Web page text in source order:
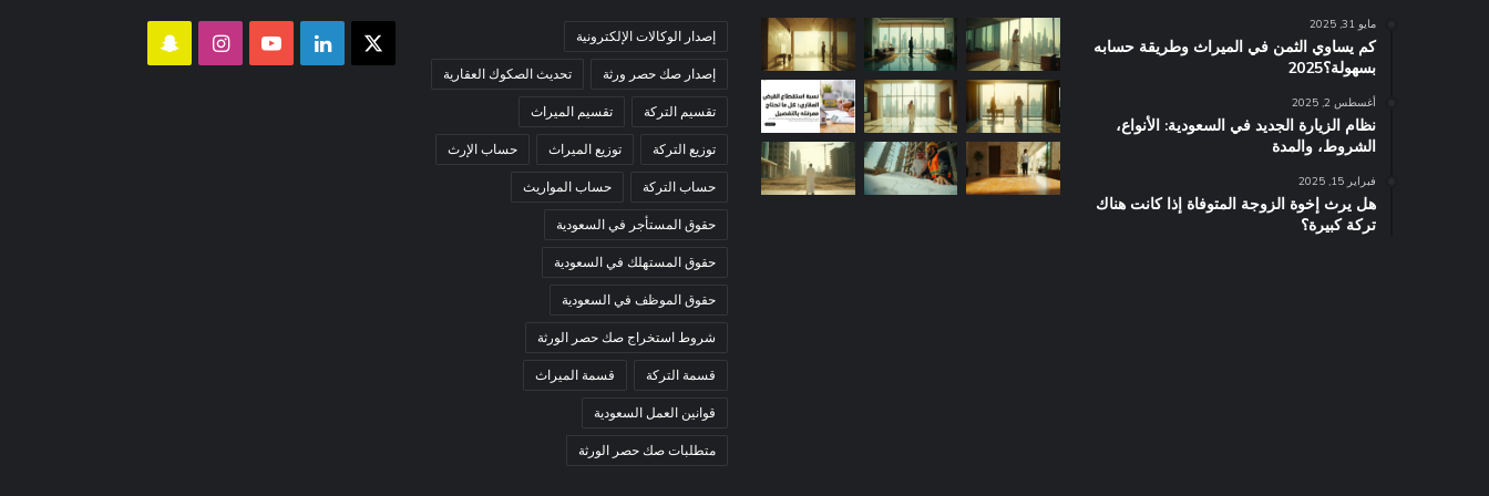
مايو 31, 2025
كم يساوي الثمن في الميراث​ وطريقة حسابه
بسهولة؟2025
أغسطس 2, 2025
نظام الزيارة الجديد في السعودية: الأنواع،
الشروط، والمدة
فبراير 15, 2025
هل يرث إخوة الزوجة المتوفاة إذا كانت هناك
تركة كبيرة؟
إصدار الوكالات الإلكترونية
إصدار صك حصر ورثة تحديث الصكوك العقارية
تقسيم التركة تقسيم الميراث
توزيع التركة توزيع الميراث حساب الإرث
حساب التركة حساب المواريث
حقوق المستأجر في السعودية
حقوق المستهلك في السعودية
حقوق الموظف في السعودية
شروط استخراج صك حصر الورثة
قسمة التركة قسمة الميراث
قوانين العمل السعودية
متطلبات صك حصر الورثة
لينكدإن‫YouTubeانستقرامسناب